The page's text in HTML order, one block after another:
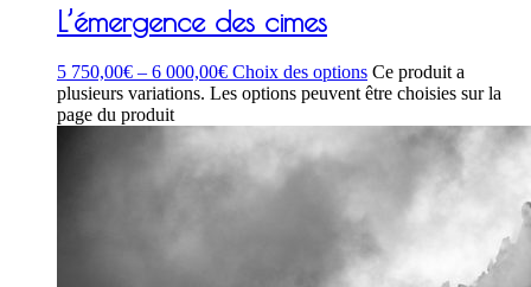
L’émergence des cimes
5 750,00€ – 6 000,00€ Choix des options Ce produit a
plusieurs variations. Les options peuvent être choisies sur la
page du produit